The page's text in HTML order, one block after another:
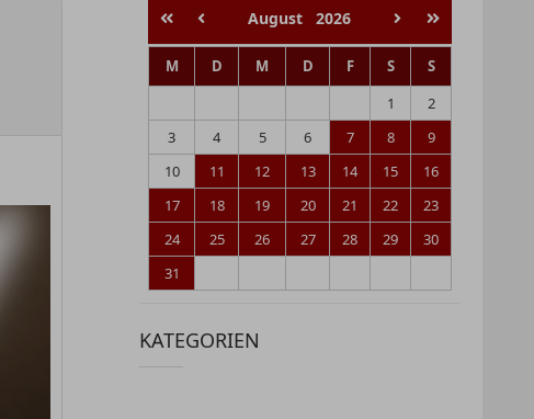
August 2026
M D M D F S
S
1
2
3
4 5 6 7 8
9
10
11 12 13 14 15
16
17
18 19 20 21 22
23
24
25 26 27 28 29
30
31
KATEGORIEN